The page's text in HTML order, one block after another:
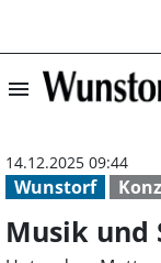
menu
Wunstorf
14.12.2025 09:44
Musik